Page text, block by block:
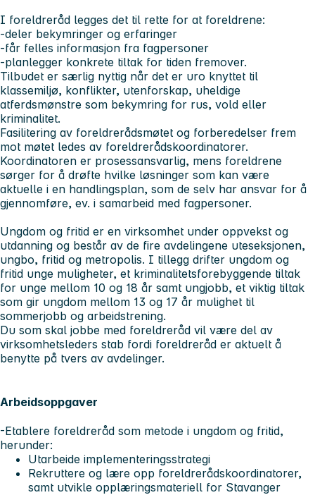
I foreldreråd legges det til rette for at foreldrene:
-deler bekymringer og erfaringer
-får felles informasjon fra fagpersoner
-planlegger konkrete tiltak for tiden fremover.
Tilbudet er særlig nyttig når det er uro knyttet til
klassemiljø, konflikter, utenforskap, uheldige
atferdsmønstre som bekymring for rus, vold eller
kriminalitet.
Fasilitering av foreldrerådsmøtet og forberedelser frem
mot møtet ledes av foreldrerådskoordinatorer.
Koordinatoren er prosessansvarlig, mens foreldrene
sørger for å drøfte hvilke løsninger som kan være
aktuelle i en handlingsplan, som de selv har ansvar for å
gjennomføre, ev. i samarbeid med fagpersoner.
Ungdom og fritid er en virksomhet under oppvekst og
utdanning og består av de fire avdelingene uteseksjonen,
ungbo, fritid og metropolis. I tillegg drifter ungdom og
fritid unge muligheter, et kriminalitetsforebyggende tiltak
for unge mellom 10 og 18 år samt ungjobb, et viktig tiltak
som gir ungdom mellom 13 og 17 år mulighet til
sommerjobb og arbeidstrening.
Du som skal jobbe med foreldreråd vil være del av
virksomhetsleders stab fordi foreldreråd er aktuelt å
benytte på tvers av avdelinger.
Arbeidsoppgaver
-Etablere foreldreråd som metode i ungdom og fritid,
herunder:
Utarbeide implementeringsstrategi
Rekruttere og lære opp foreldrerådskoordinatorer,
samt utvikle opplæringsmateriell for Stavanger